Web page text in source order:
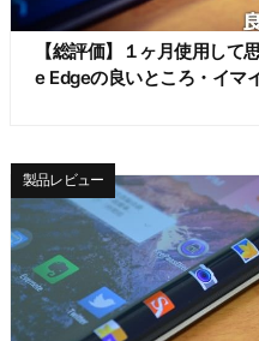
【総評価】１ヶ月使用して
e Edgeの良いところ・イマ
製品レビュー